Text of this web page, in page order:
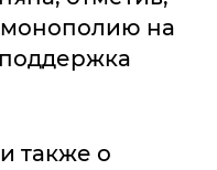
монополию на
также о